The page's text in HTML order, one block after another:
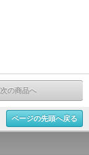
次の商品へ
ページの先頭へ戻る